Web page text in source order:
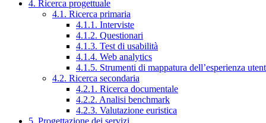
4. Ricerca progettuale
4.1. Ricerca primaria
4.1.1. Interviste
4.1.2. Questionari
4.1.3. Test di usabilità
4.1.4. Web analytics
4.1.5. Strumenti di mappatura dell’esperienza
4.2. Ricerca secondaria
4.2.1. Ricerca documentale
4.2.2. Analisi benchmark
4.2.3. Valutazione euristica
5. Progettazione dei servizi